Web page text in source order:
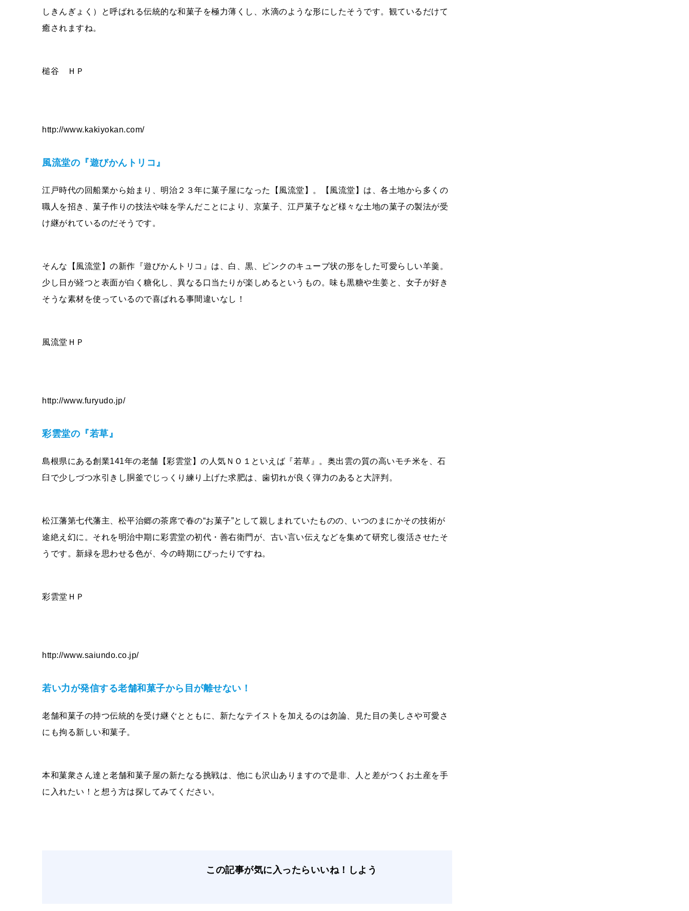
しきんぎょく）と呼ばれる伝統的な和菓子を極力薄くし、水滴のような形にしたそうです。観ているだけて
癒されますね。
槌谷 ＨＰ
http://www.kakiyokan.com/
風流堂の『遊びかんトリコ』
江戸時代の回船業から始まり、明治２３年に菓子屋になった【風流堂】。【風流堂】は、各土地から多くの
職人を招き、菓子作りの技法や味を学んだことにより、京菓子、江戸菓子など様々な土地の菓子の製法が受
け継がれているのだそうです。
そんな【風流堂】の新作『遊びかんトリコ』は、白、黒、ピンクのキューブ状の形をした可愛らしい羊羹。
少し日が経つと表面が白く糖化し、異なる口当たりが楽しめるというもの。味も黒糖や生姜と、女子が好き
そうな素材を使っているので喜ばれる事間違いなし！
風流堂ＨＰ
http://www.furyudo.jp/
彩雲堂の『若草』
島根県にある創業141年の老舗【彩雲堂】の人気ＮＯ１といえば『若草』。奥出雲の質の高いモチ米を、石
臼で少しづつ水引きし胴釜でじっくり練り上げた求肥は、歯切れが良く弾力のあると大評判。
松江藩第七代藩主、松平治郷の茶席で春の“お菓子”として親しまれていたものの、いつのまにかその技術が
途絶え幻に。それを明治中期に彩雲堂の初代・善右衛門が、古い言い伝えなどを集めて研究し復活させたそ
うです。新緑を思わせる色が、今の時期にぴったりですね。
彩雲堂ＨＰ
http://www.saiundo.co.jp/
若い力が発信する老舗和菓子から目が離せない！
老舗和菓子の持つ伝統的を受け継ぐとともに、新たなテイストを加えるのは勿論、見た目の美しさや可愛さ
にも拘る新しい和菓子。
本和菓衆さん達と老舗和菓子屋の新たなる挑戦は、他にも沢山ありますので是非、人と差がつくお土産を手
に入れたい！と想う方は探してみてください。
この記事が気に入ったらいいね！しよう